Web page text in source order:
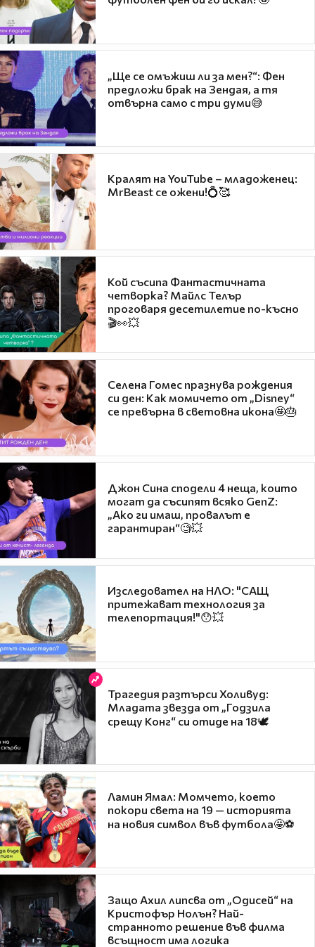
„Ще се омъжиш ли за мен?“: Фен
предложи брак на Зендая, а тя
отвърна само с три думи😅
Кралят на YouTube – младоженец:
MrBeast се ожени!💍🥰
Кой съсипа Фантастичната
четворка? Майлс Телър
проговаря десетилетие по-късно
🎬👀💥
Селена Гомес празнува рождения
си ден: Как момичето от „Disney“
се превърна в световна икона🤩🎂
Джон Сина сподели 4 неща, които
могат да съсипят всяко GenZ:
„Ако ги имаш, провалът е
гарантиран“🧐💥
Изследовател на НЛО: "САЩ
притежават технология за
телепортация!"😯💥
Трагедия разтърси Холивуд:
Младата звезда от „Годзила
срещу Конг“ си отиде на 18🕊️
Ламин Ямал: Момчето, което
покори света на 19 — историята
на новия символ във футбола🤩⚽
Защо Ахил липсва от „Одисей“ на
Кристофър Нолън? Най-
странното решение във филма
всъщност има логика